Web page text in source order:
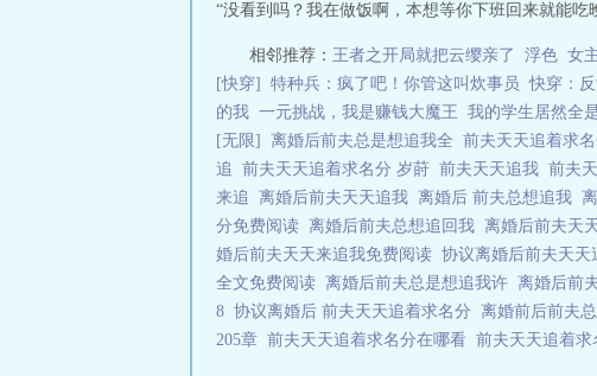
“没看到吗？我在做饭啊，本想等你下班回来就能
相邻推荐： 王者之开局就把云缨亲了 浮色 女
[快穿]
特种兵：疯了吧！你管这叫炊事员 快穿：
的我 一元挑战，我是赚钱大魔王 我的学生居然全
[无限]
离婚后前夫总是想追我全 前夫天天追着求
追 前夫天天追着求名分 岁莳 前夫天天追我 前夫
来追 离婚后前夫天天追我 离婚后 前夫总想追我
分免费阅读 离婚后前夫总想追回我 离婚后前夫天
婚后前夫天天来追我免费阅读 协议离婚后前夫天天
全文免费阅读 离婚后前夫总是想追我许 离婚后前
8 协议离婚后 前夫天天追着求名分 离婚前后前夫
205章 前夫天天追着求名分在哪看 前夫天天追着